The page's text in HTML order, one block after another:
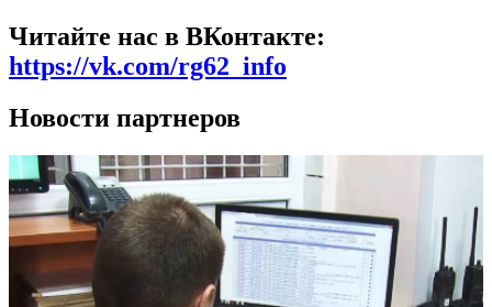
Читайте нас в ВКонтакте:
https://vk.com/rg62_info
Новости партнеров